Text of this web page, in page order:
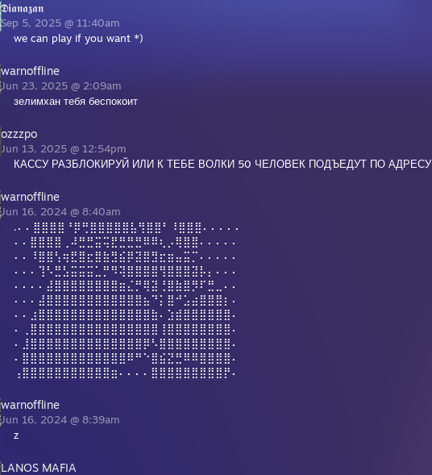
𝕯𝖎𝖆𝖓𝖆𝖟𝖆𝖓
Sep 5, 2025 @ 11:40am
we can play if you want *)
warnoffline
Jun 23, 2025 @ 2:09am
зелимхан тебя беспокоит
ozzzpo
Jun 13, 2025 @ 12:54pm
КАССУ РАЗБЛОКИРУЙ ИЛИ К ТЕБЕ ВОЛКИ 50 ЧЕЛОВЕК ПОДЪЕДУТ ПО АДРЕСУ
warnoffline
Jun 16, 2024 @ 8:40am
.⠄⠄⣿⣿⣿⣿⠘⡿⢛⣿⣿⣿⣿⣿⣧⢻⣿⣿⠃⠸⣿⣿⣿⠄⠄⠄⠄⠄
⠄⠄⣿⣿⣿⣿⢀⠼⣛⣛⣭⢭⣟⣛⣛⣛⠿⠿⢆⡠⢿⣿⣿⠄⠄⠄⠄⠄
⠄⠄⠸⣿⣿⢣⢶⣟⣿⣖⣿⣷⣻⣮⡿⣽⣿⣻⣖⣶⣤⣭⡉⠄⠄⠄⠄⠄
⠄⠄⠄⢹⠣⣛⣣⣭⣭⣭⣁⡛⠻⢽⣿⣿⣿⣿⢻⣿⣿⣿⣽⡧⡄⠄⠄⠄
⠄⠄⠄⠄⣼⣿⣿⣿⣿⣿⣿⣿⣿⣶⣌⡛⢿⣽⢘⣿⣷⣿⡻⠏⣛⣀⠄⠄
⠄⠄⠄⣼⣿⣿⣿⣿⣿⣿⣿⣿⣿⣿⣿⣿⣦⠙⡅⣿⠚⣡⣴⣿⣿⣿⡆⠄
⠄⠄⣰⣿⣿⣿⣿⣿⣿⣿⣿⣿⣿⣿⣿⣿⣿⣷⠄⣱⣾⣿⣿⣿⣿⣿⣿⠄
⠄⢀⣿⣿⣿⣿⣿⣿⣿⣿⣿⣿⣿⣿⣿⣿⣿⣿⢸⣿⣿⣿⣿⣿⣿⣿⣿⠄
⠄⣸⣿⣿⣿⣿⣿⣿⣿⣿⣿⣿⣿⣿⣿⣿⡿⠣⣿⣿⣿⣿⣿⣿⣿⣿⣿⠄
⠄⣿⣿⣿⣿⣿⣿⣿⣿⣿⣿⣿⣿⣿⠿⠛⠑⣿⣮⣝⣛⠿⠿⣿⣿⣿⣿⠄
⢠⣿⣿⣿⣿⣿⣿⣿⣿⣿⣿⣿⣶⠄⠄⠄⠄⣿⣿⣿⣿⣿⣿⣿⣿⣿⡟⠄
warnoffline
Jun 16, 2024 @ 8:39am
z
LANOS MAFIA